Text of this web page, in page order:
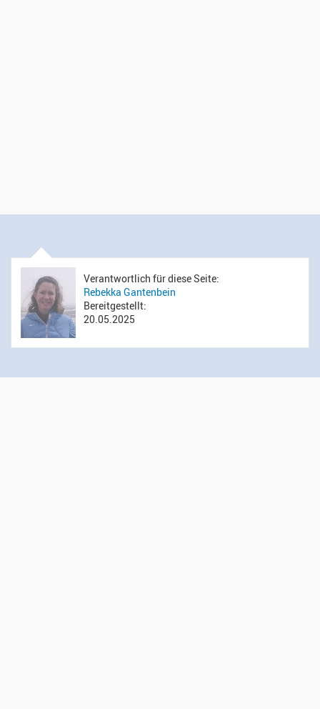
Verantwortlich für diese Seite:
Rebekka Gantenbein
Bereitgestellt:
20.05.2025